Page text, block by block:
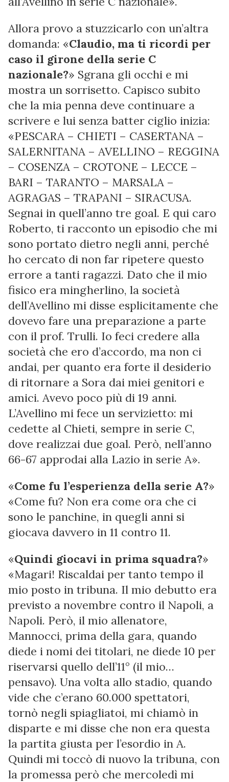
Allora provo a stuzzicarlo con un’altra
domanda: «Claudio, ma ti ricordi per
caso il girone della serie C
nazionale?» Sgrana gli occhi e mi
mostra un sorrisetto. Capisco subito
che la mia penna deve continuare a
scrivere e lui senza batter ciglio inizia:
«PESCARA – CHIETI – CASERTANA –
SALERNITANA – AVELLINO – REGGINA
– COSENZA – CROTONE – LECCE –
BARI – TARANTO – MARSALA –
AGRAGAS – TRAPANI – SIRACUSA.
Segnai in quell’anno tre goal. E qui caro
Roberto, ti racconto un episodio che mi
sono portato dietro negli anni, perché
ho cercato di non far ripetere questo
errore a tanti ragazzi. Dato che il mio
fisico era mingherlino, la società
dell’Avellino mi disse esplicitamente che
dovevo fare una preparazione a parte
con il prof. Trulli. Io feci credere alla
società che ero d’accordo, ma non ci
andai, per quanto era forte il desiderio
di ritornare a Sora dai miei genitori e
amici. Avevo poco più di 19 anni.
L’Avellino mi fece un servizietto: mi
cedette al Chieti, sempre in serie C,
dove realizzai due goal. Però, nell’anno
66-67 approdai alla Lazio in serie A».
«Come fu l’esperienza della serie A?»
«Come fu? Non era come ora che ci
sono le panchine, in quegli anni si
giocava davvero in 11 contro 11.
«Quindi giocavi in prima squadra?»
«Magari! Riscaldai per tanto tempo il
mio posto in tribuna. Il mio debutto era
previsto a novembre contro il Napoli, a
Napoli. Però, il mio allenatore,
Mannocci, prima della gara, quando
diede i nomi dei titolari, ne diede 10 per
riservarsi quello dell’11° (il mio…
pensavo). Una volta allo stadio, quando
vide che c’erano 60.000 spettatori,
tornò negli spiagliatoi, mi chiamò in
disparte e mi disse che non era questa
la partita giusta per l’esordio in A.
Quindi mi toccò di nuovo la tribuna, con
la promessa però che mercoledì mi